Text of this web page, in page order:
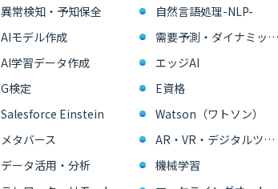
異常検知・予知保全
自然言語処理-NLP-
AIモデル作成
需要予測・ダイナミックプライシング
AI学習データ作成
エッジAI
G検定
E資格
Salesforce Einstein
Watson（ワトソン）
メタバース
AR・VR・デジタルツイン
データ活用・分析
機械学習